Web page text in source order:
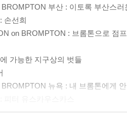
BROMPTON 부산 : 이토록 부산스
손선희
on BROMPTON : 브롬톤으로 점
가능한 지구상의 벗들
BROMPTON 뉴욕 : 내 브롬톤에게